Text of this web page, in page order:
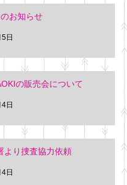
お知らせ
日
の販売会について
日
より捜査協力依頼
日